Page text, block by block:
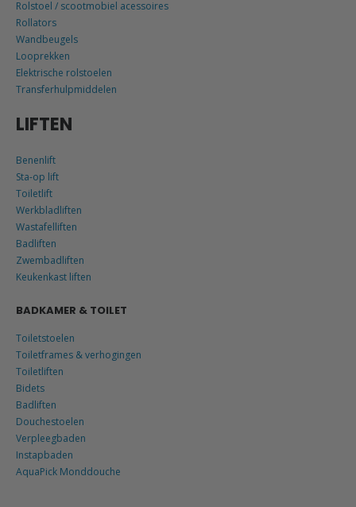
Rollators
Wandbeugels
Looprekken
Elektrische rolstoelen
Transferhulpmiddelen
Sta-op lift
Toiletlift
Werkbladliften
Wastafelliften
Badliften
Zwembadliften
Keukenkast liften
Toiletframes & verhogingen
Toiletliften
Bidets
Badliften
Douchestoelen
Verpleegbaden
Instapbaden
AquaPick Monddouche